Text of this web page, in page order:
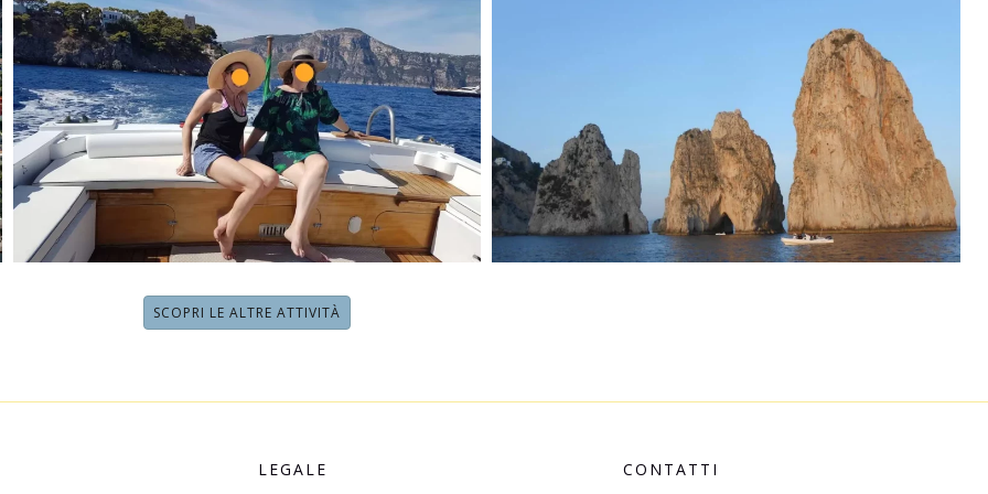
SCOPRI LE ALTRE ATTIVITÀ
LEGALE CONTATTI